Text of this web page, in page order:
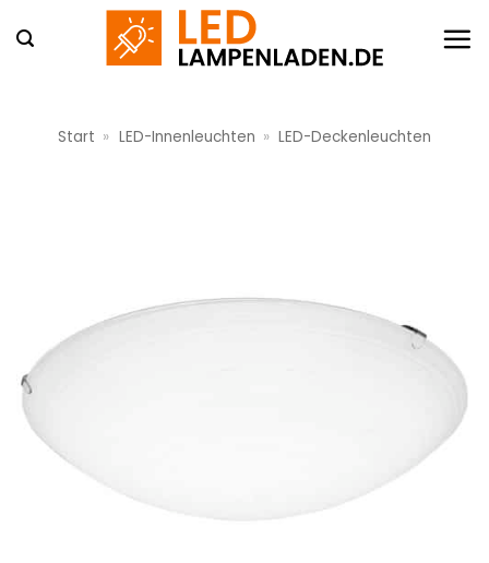
Inhalt
Start » LED-Innenleuchten » LED-Deckenleuchten